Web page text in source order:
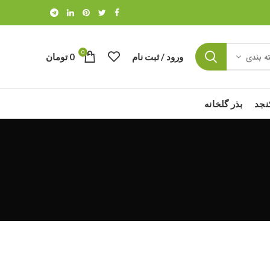
بندی ورود / ثبت نام 0
0 تومان
بذر گلخانه